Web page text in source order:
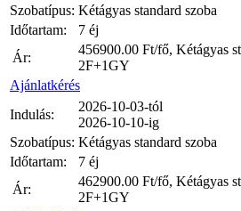
Szobatípus: Kétágyas standard szoba
Időtartam:
7 éj
Ár:
456900.00 Ft/fő, Kétágyas
2F+1GY
Ajánlatkérés
Indulás:
2026-10-03-tól
2026-10-10-ig
Szobatípus: Kétágyas standard szoba
Időtartam:
7 éj
Ár:
462900.00 Ft/fő, Kétágyas
2F+1GY